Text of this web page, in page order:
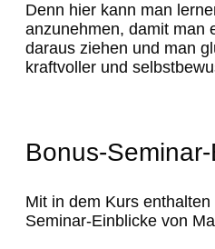
Denn hier kann man
anzunehmen, damit man
daraus ziehen und man
kraftvoller und
Bonus-
Mit in dem Kurs
Seminar-Einblicke von